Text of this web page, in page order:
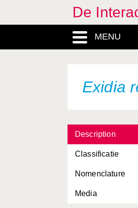
De
MENU
Exidia
Description
Classificatie
Nomenclature
Media